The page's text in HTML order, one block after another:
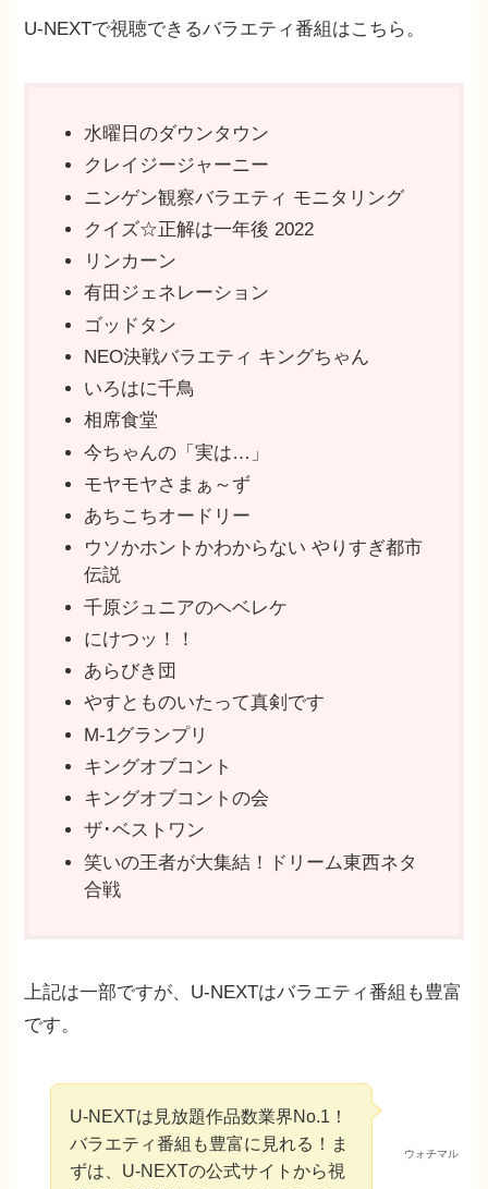
U-NEXTで視聴できるバラエティ番組はこちら。
水曜日のダウンタウン
クレイジージャーニー
ニンゲン観察バラエティ モニタリング
クイズ☆正解は一年後 2022
リンカーン
有田ジェネレーション
ゴッドタン
NEO決戦バラエティ キングちゃん
いろはに千鳥
相席食堂
今ちゃんの「実は…」
モヤモヤさまぁ～ず
あちこちオードリー
ウソかホントかわからない やりすぎ都市
伝説
千原ジュニアのヘベレケ
にけつッ！！
あらびき団
やすとものいたって真剣です
M-1グランプリ
キングオブコント
キングオブコントの会
ザ･ベストワン
笑いの王者が大集結！ドリーム東西ネタ
合戦
上記は一部ですが、U-NEXTはバラエティ番組も豊富
です。
ウォチマル
U-NEXTは見放題作品数業界No.1！
バラエティ番組も豊富に見れる！ま
ずは、U-NEXTの公式サイトから視